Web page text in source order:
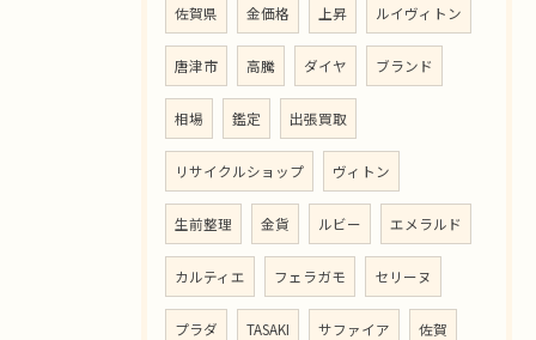
佐賀県 金価格 上昇 ルイヴィトン
唐津市 高騰 ダイヤ ブランド
相場 鑑定 出張買取
リサイクルショップ ヴィトン
生前整理 金貨 ルビー エメラルド
カルティエ フェラガモ セリーヌ
プラダ TASAKI サファイア 佐賀